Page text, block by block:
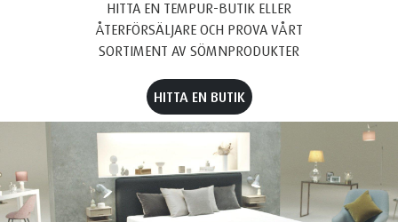
HITTA EN TEMPUR-BUTIK ELLER
ÅTERFÖRSÄLJARE OCH PROVA VÅRT
SORTIMENT AV SÖMNPRODUKTER
HITTA EN BUTIK